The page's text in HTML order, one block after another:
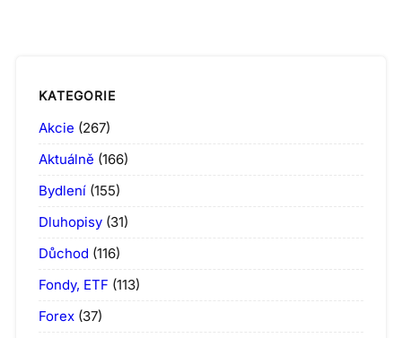
KATEGORIE
Akcie (267)
Aktuálně (166)
Bydlení (155)
Dluhopisy (31)
Důchod (116)
Fondy, ETF (113)
Forex (37)